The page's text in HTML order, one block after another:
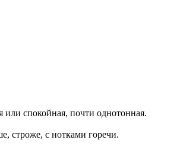
или спокойная, почти однотонная.
строже, с нотками горечи.